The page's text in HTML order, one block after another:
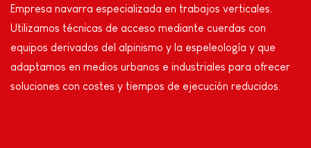
Empresa navarra especializada en trabajos verticales.
Utilizamos técnicas de acceso mediante cuerdas con
equipos derivados del alpinismo y la espeleología y que
adaptamos en medios urbanos e industriales para ofrecer
soluciones con costes y tiempos de ejecución reducidos.